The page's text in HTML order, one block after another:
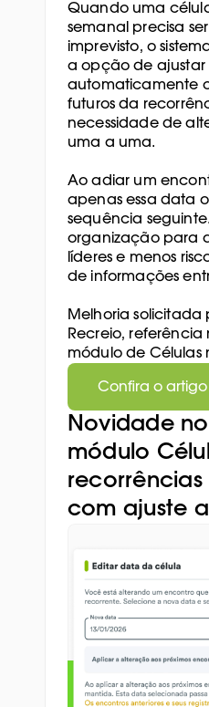
Novidade
módulo
recorrências
com ajuste
Quando uma
semanal precisa
imprevisto, o
a opção de ajustar
automaticamente
futuros da
necessidade de
uma a uma.
Ao adiar um
apenas essa data
sequência
organização para
líderes e menos
de informações
Melhoria solicitada
Recreio, referência
módulo de Células
Confira o